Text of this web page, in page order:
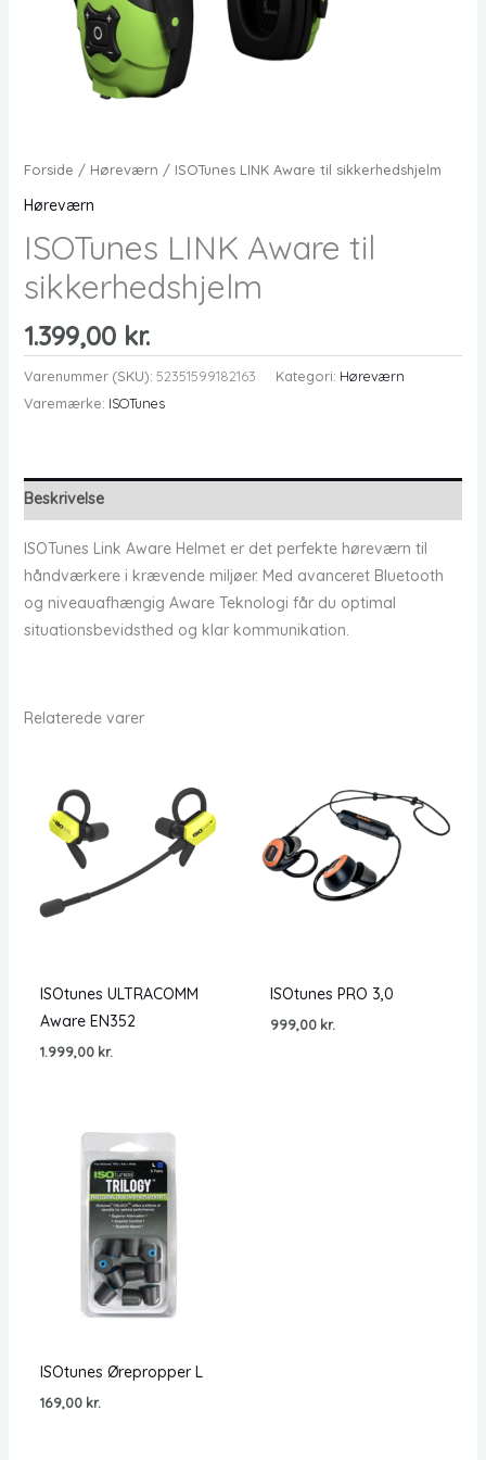
Forside / Høreværn / ISOTunes LINK Aware til sikkerhedshjelm
Høreværn
ISOTunes LINK Aware til
sikkerhedshjelm
1.399,00 kr.
Varenummer (SKU): 52351599182163 Kategori: Høreværn
Varemærke: ISOTunes
Beskrivelse
ISOTunes Link Aware Helmet er det perfekte høreværn til
håndværkere i krævende miljøer. Med avanceret Bluetooth
og niveauafhængig Aware Teknologi får du optimal
situationsbevidsthed og klar kommunikation.
Relaterede varer
ISOtunes ULTRACOMM
Aware EN352
1.999,00 kr.
ISOtunes PRO 3,0
999,00 kr.
ISOtunes Ørepropper L
169,00 kr.